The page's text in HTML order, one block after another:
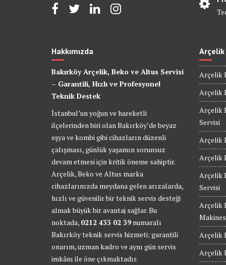
Hakkımızda
Bakırköy Arçelik, Beko ve Altus Servisi
– Garantili, Hızlı ve Profesyonel
Teknik Destek
İstanbul’un yoğun ve hareketli
ilçelerinden biri olan Bakırköy’de beyaz
eşya ve kombi gibi cihazların düzenli
çalışması, günlük yaşamın sorunsuz
devam etmesi için kritik öneme sahiptir.
Arçelik, Beko ve Altus marka
cihazlarınızda meydana gelen arızalarda,
hızlı ve güvenilir bir teknik servis desteği
almak büyük bir avantaj sağlar. Bu
noktada, 0212 433 02 39 numaralı
Bakırköy teknik servis hizmeti; garantili
onarım, uzman kadro ve aynı gün servis
imkânı ile öne çıkmaktadır.
Arçelik
Arçelik
Arçelik
Arçelik
Servisi
Arçelik
Arçelik
Arçelik
Servisi
Arçelik
Arçelik
Arçelik